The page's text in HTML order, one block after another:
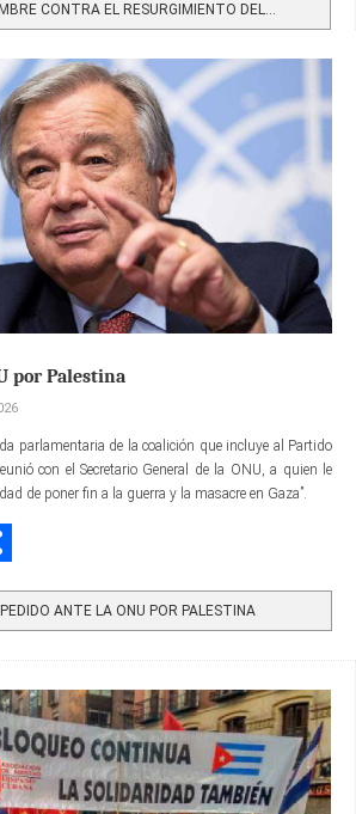
CONTRA EL RESURGIMIENTO DEL...
por Palestina
parlamentaria de la coalición que incluye al Partido
con el Secretario General de la ONU, a quien le
de poner fin a la guerra y la masacre en Gaza”.
ANTE LA ONU POR PALESTINA